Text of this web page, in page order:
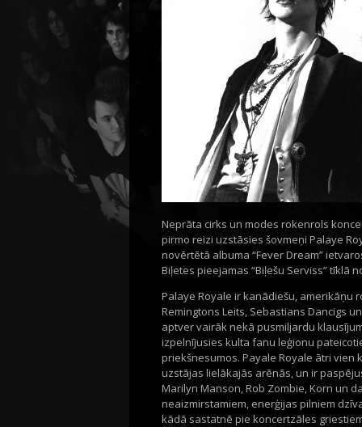
Neprāta cirks un modes rokenrols
pirmo reizi uzstāsies šovmeņi Palaye
novērtētā albuma “Fever Dream”
Biļetes pieejamas “Biļešu Serviss” tīklā
Palaye Royale ir kanādiešu, amerikāņu
Remingtons Leits, Sebastians Dancigs
aptver vairāk nekā pusmiljardu
izpelnījusies kulta fanu leģionu
priekšnesumos. Payale Royale ātri
uzstājas lielākajās arēnās, un ir
Marilyn Manson, Rob Zombie, Korn un
neaizmirstamiem, enerģijas pilniem
kādā sastatnē pie koncertzāles